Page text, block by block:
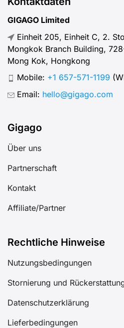
GIGAGO Limited
Einheit 205, Einheit C, 2.
Mongkok Branch Building,
Mong Kok, Hongkong
Mobile: +1 657-571-1199
Email: hello@gigago.com
Gigago
Über uns
Partnerschaft
Kontakt
Affiliate/Partner
Rechtliche Hinweise
Nutzungsbedingungen
Stornierung und
Datenschutzerklärung
Lieferbedingungen